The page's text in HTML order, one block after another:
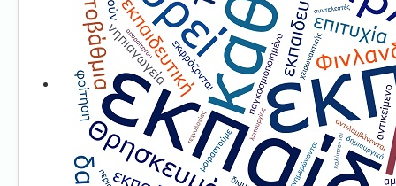
Τμήμα Α'
Τμήμα Β'
Τμήμα Γ'
Τμήμα Δ'
Τμήμα E'
Επικοινωνία